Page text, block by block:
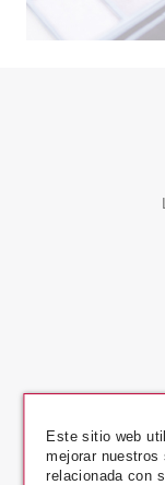
Este sitio web
mejorar
relacionada con